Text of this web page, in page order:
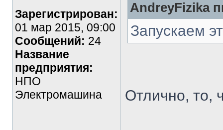
Зарегистрирован:
01 мар 2015, 09:00
Сообщений: 24
Название
предприятия:
НПО
Электромашина
AndreyFizika
Запускаем
Отлично, то,